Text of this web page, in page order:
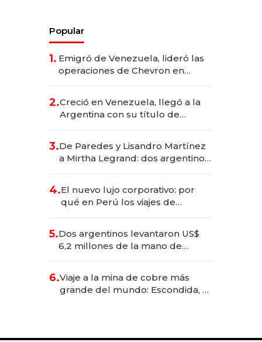
Popular
1. Emigró de Venezuela, lideró las
operaciones de Chevron en
2.Creció en Venezuela, llegó a la
Argentina con su título de
las marcas "fast premium"
3.De Paredes y Lisandro Martínez
a Mirtha Legrand: dos argentinos
4.El nuevo lujo corporativo: por
qué en Perú los viajes de
transformadoras
5.Dos argentinos levantaron US$
6,2 millones de la mano de
6.Viaje a la mina de cobre más
grande del mundo: Escondida, el